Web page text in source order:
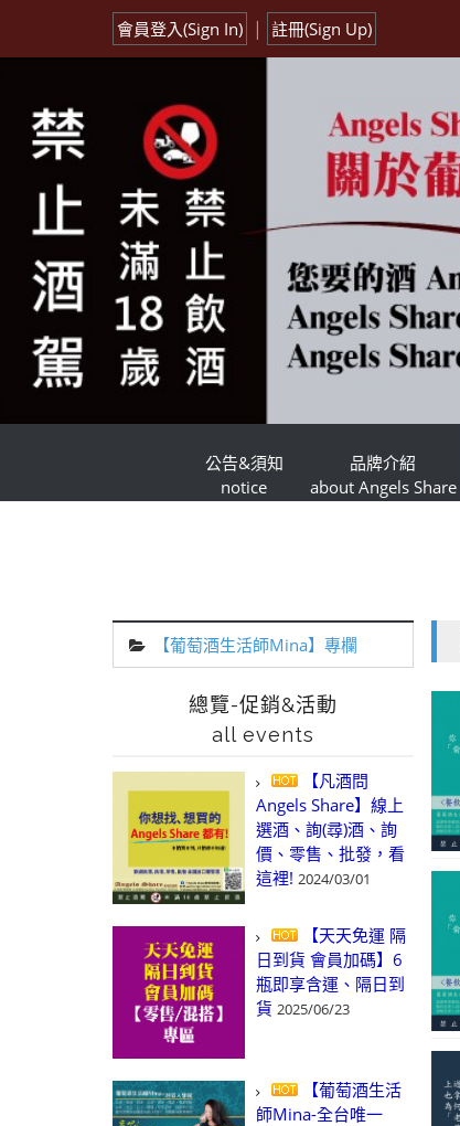
會員登入(Sign In) | 註冊(Sign Up)
公告&須知
notice
品牌介紹
about Angels Share
【葡萄酒生活師Mina】專欄
總覽-促銷&活動
all events
【凡酒問
Angels Share】線上
選酒、詢(尋)酒、詢
價、零售、批發，看
這裡! 2024/03/01
【天天免運 隔
日到貨 會員加碼】6
瓶即享含運、隔日到
貨 2025/06/23
【葡萄酒生活
師Mina-全台唯一